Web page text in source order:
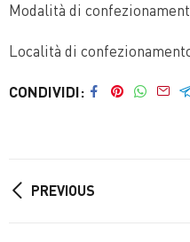
Modalità di
Località di
CONDIVIDI
PREVIOUS